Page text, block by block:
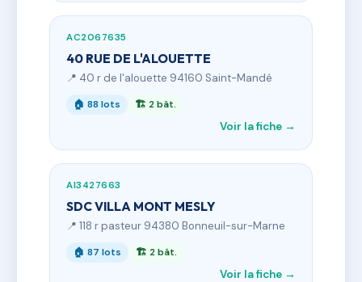
AC2067635
40 RUE DE L'ALOUETTE
📍 40 r de l'alouette 94160 Saint-Mandé
🏠 88 lots 🏗 2 bât.
Voir la fiche →
AI3427663
SDC VILLA MONT MESLY
📍 118 r pasteur 94380 Bonneuil-sur-Marne
🏠 87 lots 🏗 2 bât.
Voir la fiche →